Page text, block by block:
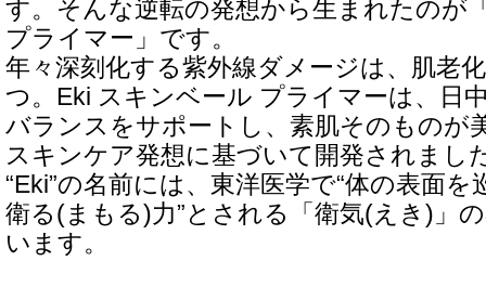
す。そんな逆転の発想から生まれたのが
プライマー」です。
年々深刻化する紫外線ダメージは、肌老
つ。Eki スキンベール プライマーは、日
バランスをサポートし、素肌そのものが
スキンケア発想に基づいて開発されまし
“Eki”の名前には、東洋医学で“体の表面
衛る(まもる)力”とされる「衛気(えき)」
います。